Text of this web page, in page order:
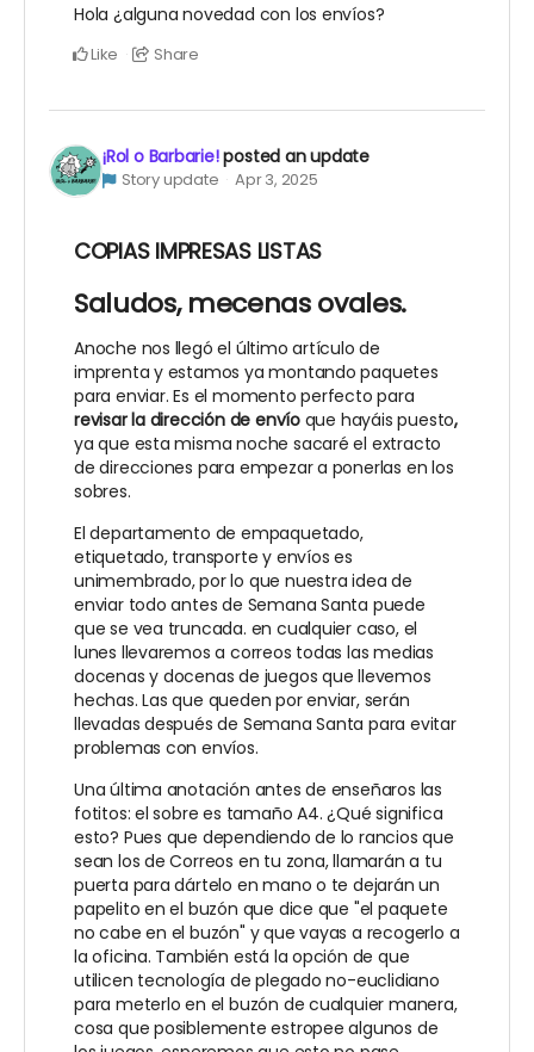
Hola ¿alguna novedad con los envíos?
Like Share
¡Rol o Barbarie!posted an update
Story update Apr 3, 2025
COPIAS IMPRESAS LISTAS
Saludos, mecenas ovales.
Anoche nos llegó el último artículo de
imprenta y estamos ya montando paquetes
para enviar. Es el momento perfecto para
revisar la dirección de envío que hayáis puesto,
ya que esta misma noche sacaré el extracto
de direcciones para empezar a ponerlas en los
sobres.
El departamento de empaquetado,
etiquetado, transporte y envíos es
unimembrado, por lo que nuestra idea de
enviar todo antes de Semana Santa puede
que se vea truncada. en cualquier caso, el
lunes llevaremos a correos todas las medias
docenas y docenas de juegos que llevemos
hechas. Las que queden por enviar, serán
llevadas después de Semana Santa para evitar
problemas con envíos.
Una última anotación antes de enseñaros las
fotitos: el sobre es tamaño A4. ¿Qué significa
esto? Pues que dependiendo de lo rancios que
sean los de Correos en tu zona, llamarán a tu
puerta para dártelo en mano o te dejarán un
papelito en el buzón que dice que "el paquete
no cabe en el buzón" y que vayas a recogerlo a
la oficina. También está la opción de que
utilicen tecnología de plegado no-euclidiano
para meterlo en el buzón de cualquier manera,
cosa que posiblemente estropee algunos de